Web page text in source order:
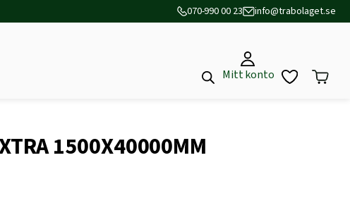
070-990 00 23 info@trabolaget.se
Mitt konto
1500X40000MM